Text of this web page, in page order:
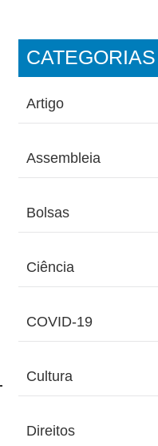
CATEGORIAS
Artigo
Assembleia
Bolsas
Ciência
COVID-19
Cultura
Direitos